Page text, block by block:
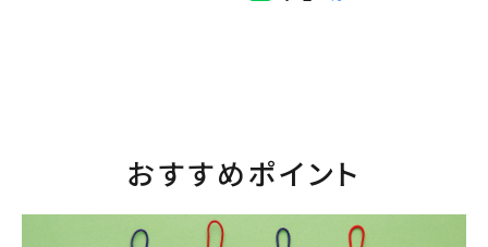
おすすめポイント